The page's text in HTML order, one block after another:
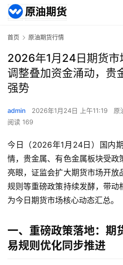
首页 原油期货行情
2026年1月24日期货市
调整叠加资金涌动，贵
强势
admin 2026年1月24日 上午11:19 原
阅读 169
今日（2026年1月24日）国内
情，贵金属、有色金属板块受政
亮眼，证监会扩大期货市场开放
规则等重磅政策持续发酵，带动
为今日期货市场核心动态汇总。
一、重磅政策落地：期
易规则优化同步推进